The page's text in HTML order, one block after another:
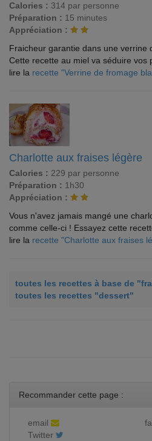
Calories : 314 par personne
Préparation : 15 minutes
Appréciation :
Fraicheur garantie dans une verrine
Cette recette au miel va séduire vos
lire la recette "Verrine de fromage
Charlotte aux fraises légère
Calories : 229 par personne
Préparation : 1h30
Appréciation :
Vous n'avez jamais mangé une
comme celle-ci ! Essayez cette
lire la recette "Charlotte aux fraises
toutes les recettes à base de
toutes les recettes "dessert"
Recommander cette page :
email
Twitter